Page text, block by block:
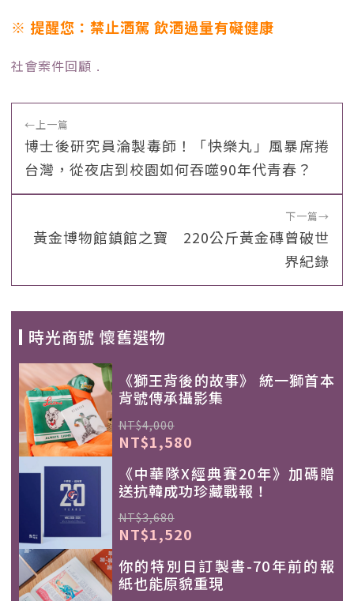
※ 提醒您：禁止酒駕 飲酒過量有礙健康
社會案件回顧 ﹒
←上一篇
博士後研究員淪製毒師！「快樂丸」風暴席捲
台灣，從夜店到校園如何吞噬90年代青春？
下一篇→
黃金博物館鎮館之寶 220公斤黃金磚曾破世
界紀錄
時光商號 懷舊選物
《獅王背後的故事》 統一獅首本
背號傳承攝影集
NT$4,000
NT$1,580
《中華隊X經典賽20年》加碼贈
送抗韓成功珍藏戰報！
NT$3,680
NT$1,520
你的特別日訂製書-70年前的報
紙也能原貌重現